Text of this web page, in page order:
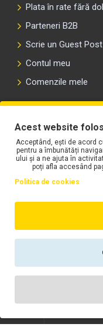
Plata în rate fără
Parteneri B2B
Scrie un Guest Post
Contul meu
Comenzile mele
Acest website
Acceptând, ești de acord
pentru a îmbunătăți
ului și a ne ajuta în
poți afla accesând
Politica de cookies